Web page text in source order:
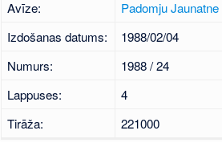
Avīze:
Padomju Jaunatne
Izdošanas datums:
1988/02/04
Numurs:
1988 / 24
Lappuses:
4
Tirāža:
221000